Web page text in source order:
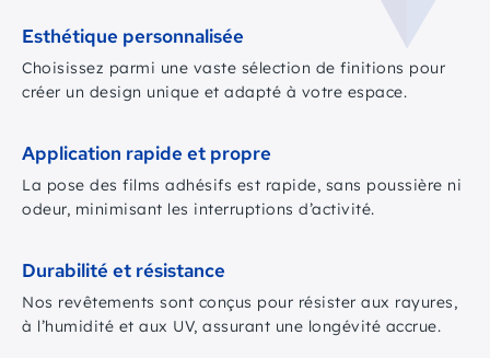
Esthétique personnalisée
Choisissez parmi une vaste sélection de finitions pour
créer un design unique et adapté à votre espace.
Application rapide et propre
La pose des films adhésifs est rapide, sans poussière ni
odeur, minimisant les interruptions d’activité.
Durabilité et résistance
Nos revêtements sont conçus pour résister aux rayures,
à l’humidité et aux UV, assurant une longévité accrue.